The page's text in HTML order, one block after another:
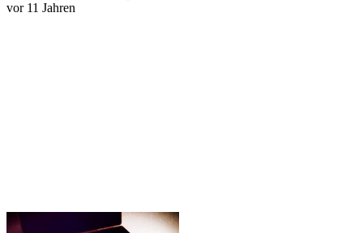
vor 11 Jahren